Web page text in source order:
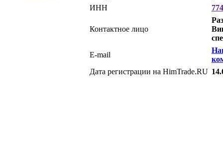
ИНН
Контактное лицо
E-mail
Дата регистрации на HimTrade.RU